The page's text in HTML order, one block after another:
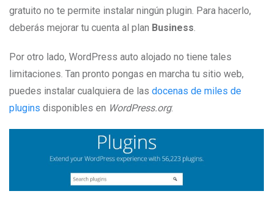
gratuito no te permite instalar ningún plugin. Para hacerlo,
deberás mejorar tu cuenta al plan Business.
Por otro lado, WordPress auto alojado no tiene tales
limitaciones. Tan pronto pongas en marcha tu sitio web,
puedes instalar cualquiera de las docenas de miles de
plugins disponibles en WordPress.org: